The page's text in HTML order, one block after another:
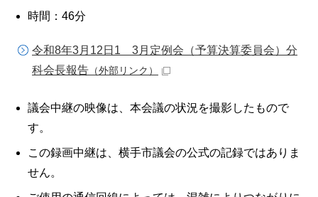
時間：46分
令和8年3月12日1 3月定例会（予算決算委員会）分
科会長報告 （外部リンク）
議会中継の映像は、本会議の状況を撮影したもので
す。
この録画中継は、横手市議会の公式の記録ではありま
せん。